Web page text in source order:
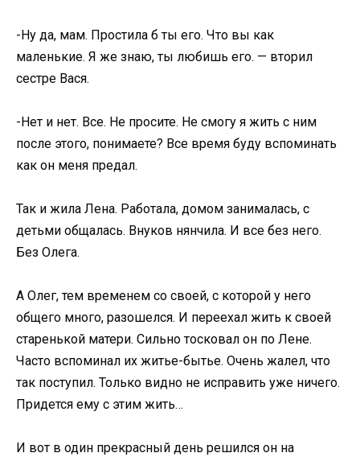
-Ну да, мам. Простила б ты его. Что вы как
маленькие. Я же знаю, ты любишь его. — вторил
сестре Вася.
-Нет и нет. Все. Не просите. Не смогу я жить с ним
после этого, понимаете? Все время буду вспоминать
как он меня предал.
Так и жила Лена. Работала, домом занималась, с
детьми общалась. Внуков нянчила. И все без него.
Без Олега.
А Олег, тем временем со своей, с которой у него
общего много, разошелся. И переехал жить к своей
старенькой матери. Сильно тосковал он по Лене.
Часто вспоминал их житье-бытье. Очень жалел, что
так поступил. Только видно не исправить уже ничего.
Придется ему с этим жить…
И вот в один прекрасный день решился он на